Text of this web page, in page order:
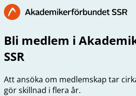
Bli medlem i
SSR
Att ansöka om medlemskap tar
gör skillnad i flera år.